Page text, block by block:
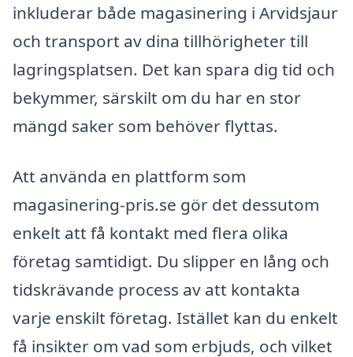
inkluderar både magasinering i Arvidsjaur
och transport av dina tillhörigheter till
lagringsplatsen. Det kan spara dig tid och
bekymmer, särskilt om du har en stor
mängd saker som behöver flyttas.
Att använda en plattform som
magasinering-pris.se gör det dessutom
enkelt att få kontakt med flera olika
företag samtidigt. Du slipper en lång och
tidskrävande process av att kontakta
varje enskilt företag. Istället kan du enkelt
få insikter om vad som erbjuds, och vilket